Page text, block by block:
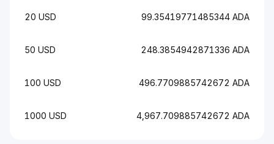
20 USD 99.35419771485344 ADA
50 USD 248.3854942871336 ADA
100 USD 496.7709885742672 ADA
1000 USD 4,967.709885742672 ADA